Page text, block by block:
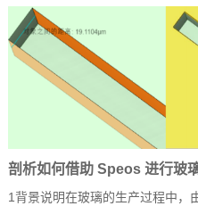
剖析如何借助 Speos 进行玻
1背景说明在玻璃的生产过程中，